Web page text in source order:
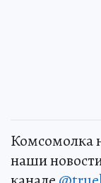
Комсомолка
наши